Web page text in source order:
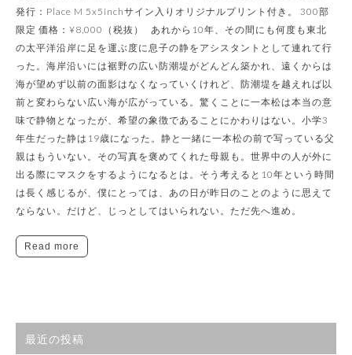
発行：Place M 5x5inchサイン入りオリジナルプリント付き。 300部
限定 価格：¥8,000（税抜） あれから10年、その間にも何度も東北
の太平洋沿岸に足を運ぶ度に息子の静をアシスタントとして連れて行
った。海岸沿いには裾野の広い防潮堤がどんどん築かれ、遠くからは
海が望めず以前の面影はなくなっていくけれど、防潮堤を越えれば以
前と変わらない広い海が広がっている。驚くことに一本松は本当の意
味で静物となったが、希望の象徴であることにかわりはない。小学3
年生だった静は19歳になった。静と一緒に一本松の前で写っている父
親はもういない。その写真を褒めてくれた母親も。世界中の人が外に
出る際にマスクをするようになるとは。そう考えると10年という時間
は長く感じるが、僕にとっては、あの日が昨日のことのように思えて
ならない。だけど、じっとしてはいられない。ただ先へ進め。
Read more
最近の投稿